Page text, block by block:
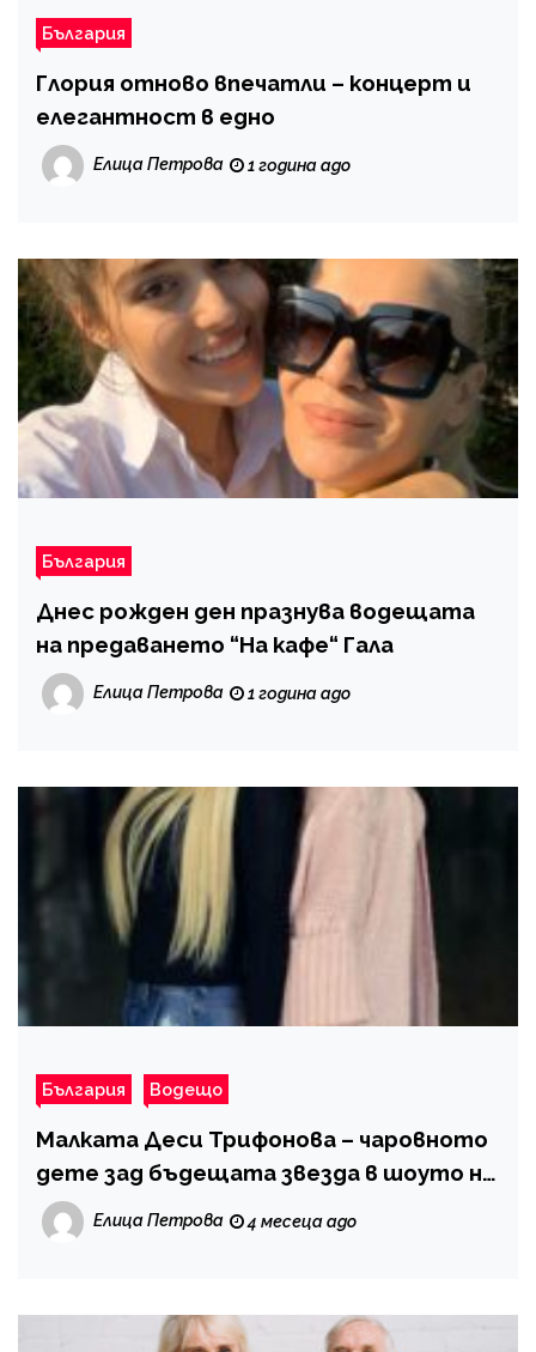
България
Глория отново впечатли – концерт и
елегантност в едно
Елица Петрова 1 година ago
България
Днес рожден ден празнува водещата
на предаването “На кафе“ Гала
Елица Петрова 1 година ago
България Водещо
Малката Деси Трифонова – чаровното
дете зад бъдещата звезда в шоуто на
шеф Ангелов
Елица Петрова 4 месеца ago